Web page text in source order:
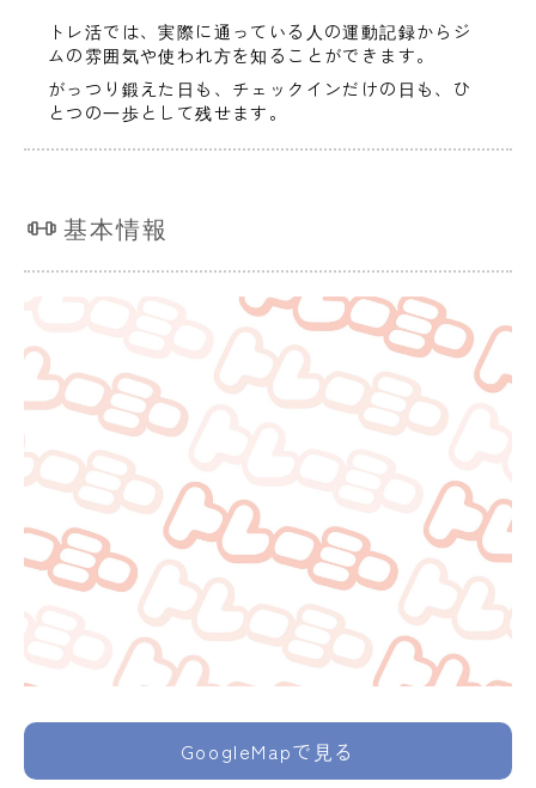
トレ活では、実際に通っている人の運動記録からジ
ムの雰囲気や使われ方を知ることができます。
がっつり鍛えた日も、チェックインだけの日も、ひ
とつの一歩として残せます。
基本情報
GoogleMapで見る